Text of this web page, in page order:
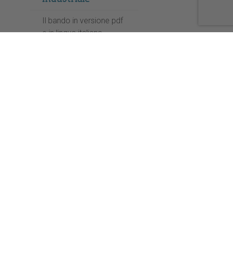
Il bando in versione pdf
e in lingua italiana.